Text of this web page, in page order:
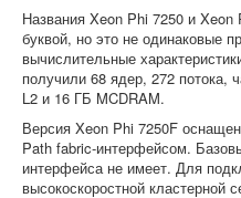
Названия Xeon Phi 7250 и
буквой, но это не одинаковые
вычислительные
получили 68 ядер, 272 потока,
L2 и 16 ГБ MCDRAM.
Версия Xeon Phi 7250F
Path fabric-интерфейсом.
интерфейса не имеет. Для
высокоскоростной кластерной